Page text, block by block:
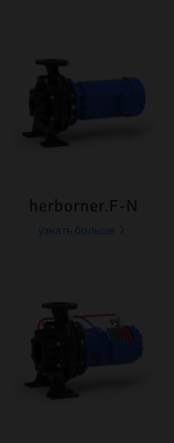
herborner.F-N
узнать больше